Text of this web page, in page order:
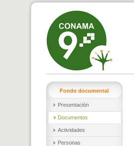
Fondo documental
Presentación
Documentos
Actividades
Personas